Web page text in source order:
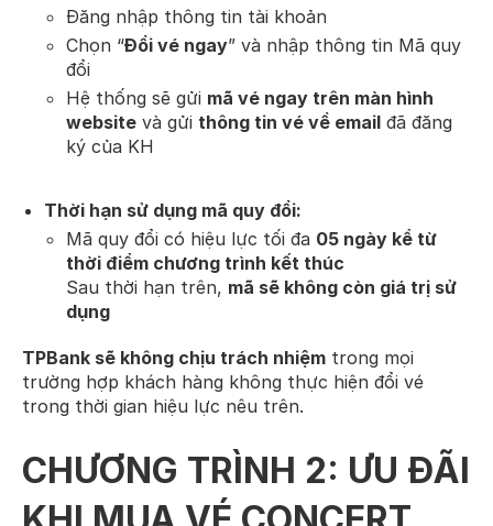
Đăng nhập thông tin tài khoản
Chọn “Đổi vé ngay” và nhập thông tin Mã quy
đổi
Hệ thống sẽ gửi mã vé ngay trên màn hình
website và gửi thông tin vé về email đã đăng
ký của KH
Thời hạn sử dụng mã quy đổi:
Mã quy đổi có hiệu lực tối đa 05 ngày kể từ
thời điểm chương trình kết thúc
Sau thời hạn trên, mã sẽ không còn giá trị sử
dụng
TPBank sẽ không chịu trách nhiệm trong mọi
trường hợp khách hàng không thực hiện đổi vé
trong thời gian hiệu lực nêu trên.
CHƯƠNG TRÌNH 2: ƯU ĐÃI